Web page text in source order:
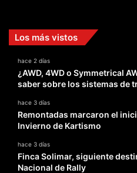
Los más vistos
hace 2 días
¿AWD, 4WD o Symmetrical
saber sobre los sistemas de
hace 3 días
Remontadas marcaron el
Invierno de Kartismo
hace 3 días
Finca Solimar, siguiente
Nacional de Rally